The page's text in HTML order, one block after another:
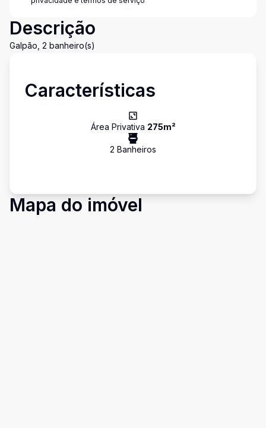
Descrição
Galpão, 2 banheiro(s)
Características
Área Privativa 275m²
2 Banheiros
Mapa do imóvel